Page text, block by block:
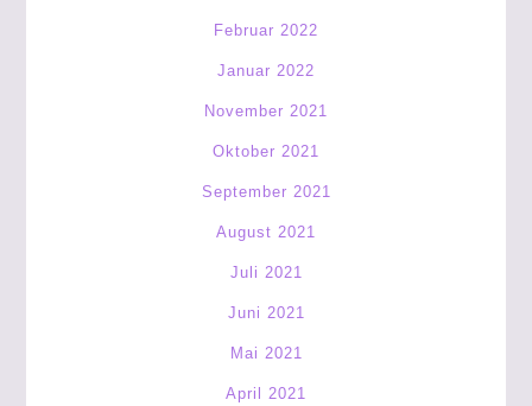
Februar 2022
Januar 2022
November 2021
Oktober 2021
September 2021
August 2021
Juli 2021
Juni 2021
Mai 2021
April 2021